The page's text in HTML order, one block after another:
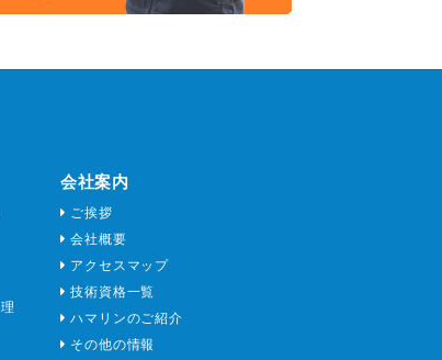
会社案内
ご挨拶
会社概要
アクセスマップ
技術資格一覧
ハマリンのご紹介
その他の情報